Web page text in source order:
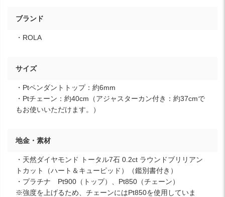
ブランド
・ROLA
サイズ
・Ptペンダントトップ：約6mm
・Ptチェーン：約40cm（アジャスターカン付き：約37cmで
もお使いいただけます。）
地金・素材
・天然ダイヤモンド トータル7石 0.2ct ラウンドブリリアン
トカット（ハート＆キューピッド）（鑑別書付き）
・プラチナ Pt900（トップ）、Pt850（チェーン）
※強度を上げるため、チェーンにはPt850を使用していま